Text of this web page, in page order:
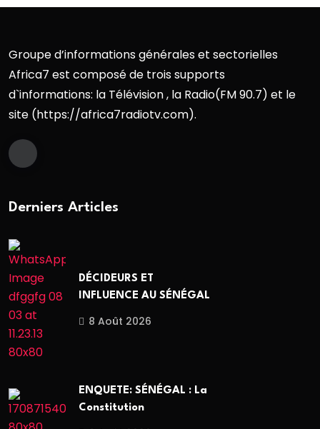
Groupe d’informations générales et sectorielles
Africa7 est composé de trois supports
d`informations: la Télévision , la Radio(FM 90.7) et le
site (https://africa7radiotv.com).
Derniers Articles
DÉCIDEURS ET
INFLUENCE AU SÉNÉGAL
8 Août 2026
ENQUETE: SÉNÉGAL : La
Constitution